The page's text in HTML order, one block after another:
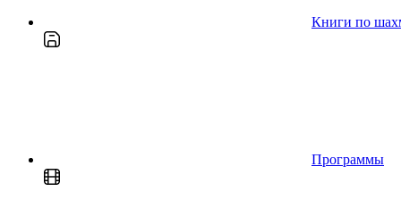
Книги по
Программы